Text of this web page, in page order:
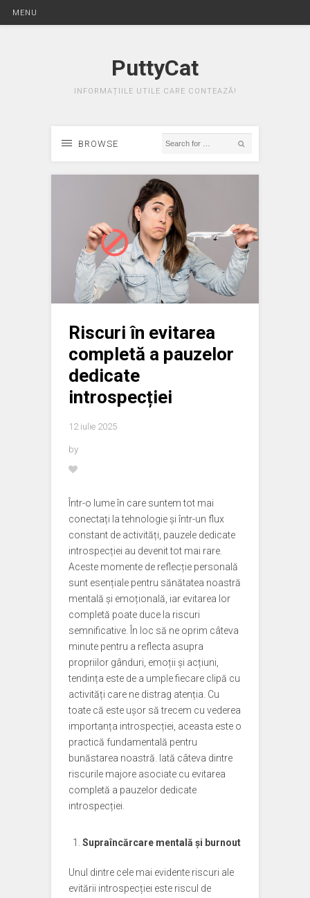
MENU
PuttyCat
INFORMAȚIILE UTILE CARE CONTEAZĂ!
BROWSE
Riscuri în evitarea
completă a pauzelor
dedicate
introspecției
12 iulie 2025
by
Într-o lume în care suntem tot mai
conectați la tehnologie și într-un flux
constant de activități, pauzele dedicate
introspecției au devenit tot mai rare.
Aceste momente de reflecție personală
sunt esențiale pentru sănătatea noastră
mentală și emoțională, iar evitarea lor
completă poate duce la riscuri
semnificative. În loc să ne oprim câteva
minute pentru a reflecta asupra
propriilor gânduri, emoții și acțiuni,
tendința este de a umple fiecare clipă cu
activități care ne distrag atenția. Cu
toate că este ușor să trecem cu vederea
importanța introspecției, aceasta este o
practică fundamentală pentru
bunăstarea noastră. Iată câteva dintre
riscurile majore asociate cu evitarea
completă a pauzelor dedicate
introspecției.
Supraîncărcare mentală și burnout
Unul dintre cele mai evidente riscuri ale
evitării introspecției este riscul de